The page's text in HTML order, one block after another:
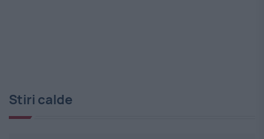
Stiri calde